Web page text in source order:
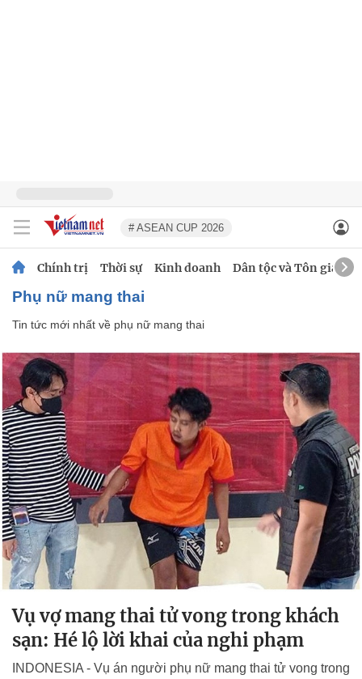
# ASEAN CUP 2026
Chính trị Thời sự Kinh doanh Dân tộc và Tôn giáo
phụ nữ mang thai
Tin tức mới nhất về phụ nữ mang thai
Vụ vợ mang thai tử vong trong khách
sạn: Hé lộ lời khai của nghi phạm
INDONESIA - Vụ án người phụ nữ mang thai tử vong trong